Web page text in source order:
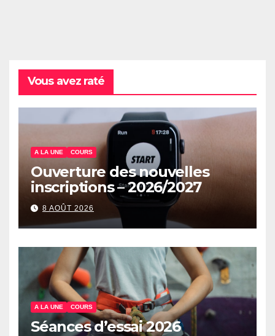
Vous avez raté
A LA UNE COURS
Ouverture des nouvelles
inscriptions – 2026/2027
8 AOÛT 2026
A LA UNE COURS
Séances d’essai 2026